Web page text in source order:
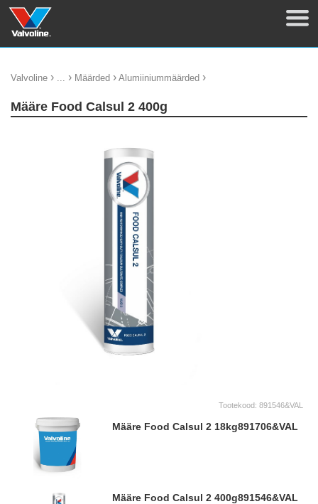
Valvoline › ... › Määrded › Alumiiniummäärded ›
Määre Food Calsul 2 400g
Tootekood: 891546&VAL
Määre Food Calsul 2 18kg891706&VAL
Määre Food Calsul 2 400g891546&VAL